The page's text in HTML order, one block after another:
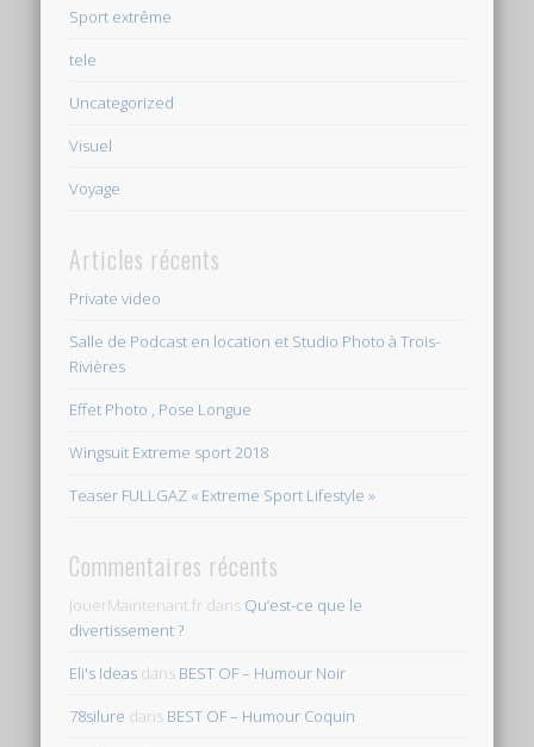
Sport extrême
tele
Uncategorized
Visuel
Voyage
Articles récents
Private video
Salle de Podcast en location et Studio Photo à Trois-
Rivières
Effet Photo , Pose Longue
Wingsuit Extreme sport 2018
Teaser FULLGAZ « Extreme Sport Lifestyle »
Commentaires récents
JouerMaintenant.fr dans Qu’est-ce que le
divertissement ?
Eli's Ideas dans BEST OF – Humour Noir
78silure dans BEST OF – Humour Coquin